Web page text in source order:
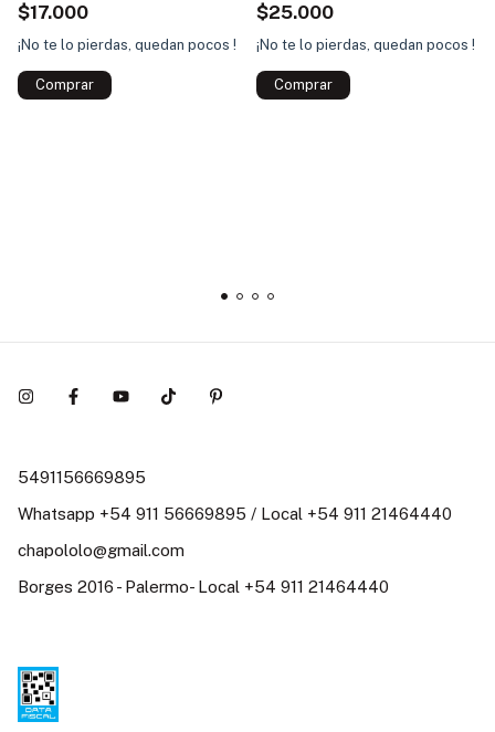
$17.000
¡No te lo pierdas, quedan pocos !
$25.000
¡No te lo pierdas, quedan pocos !
5491156669895
Whatsapp +54 911 56669895 / Local +54 911 21464440
chapololo@gmail.com
Borges 2016 - Palermo- Local +54 911 21464440